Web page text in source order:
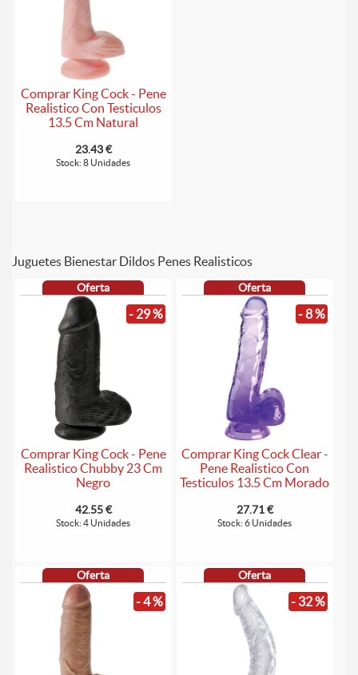
Comprar King Cock - Pene
Realistico Con Testiculos
13.5 Cm Natural
23.43 €
Stock: 8 Unidades
Juguetes Bienestar Dildos Penes Realisticos
Oferta
- 29 %
Comprar King Cock - Pene
Realistico Chubby 23 Cm
Negro
42.55 €
Stock: 4 Unidades
Oferta
- 8 %
Comprar King Cock Clear -
Pene Realistico Con
Testiculos 13.5 Cm Morado
27.71 €
Stock: 6 Unidades
Oferta
- 4 %
Oferta
- 32 %